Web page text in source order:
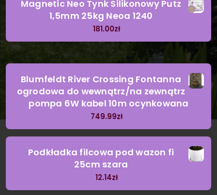
Magnetic Neo Tynk Silikonowy Putz
1,5mm 25kg Neoa 1240
181.00zł
Blumfeldt River Crossing Fontanna
ogrodowa do wewnątrz/na zewnątrz
pompa 6W kabel 10m ocynkowana
749.99zł
Podkładka filcowa pod wazon fi
25cm szara
12.14zł